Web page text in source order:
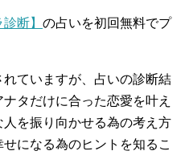
診断】 の占いを初回無料でプ
ていますが、占いの診断結
タだけに合った恋愛を叶え
を振り向かせる為の考え方
になる為のヒントを知るこ